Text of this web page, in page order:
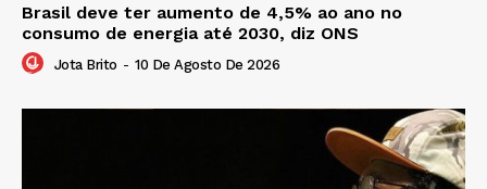
Brasil deve ter aumento de 4,5% ao ano no
consumo de energia até 2030, diz ONS
Jota Brito - 10 De Agosto De 2026